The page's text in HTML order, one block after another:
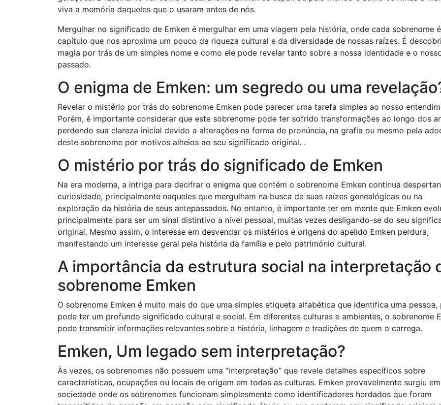
viva a memória daqueles que o usaram antes de nós.
Mergulhar no significado de Emken é mergulhar em uma viagem pela história, onde cada sobrenome
capítulo que nos aproxima um pouco da riqueza cultural e da diversidade de nossas raízes. É
magia por trás de um simples nome e como ele pode revelar tanto sobre a nossa identidade e o
passado.
O enigma de Emken: um segredo ou uma
Revelar o mistério por trás do sobrenome Emken pode parecer uma tarefa simples ao nosso
Porém, é importante considerar que este sobrenome pode ter sofrido transformações ao longo dos
perdendo sua clareza inicial devido a alterações na forma de pronúncia, na grafia ou mesmo pela
deste sobrenome por motivos alheios ao seu significado original. .
O mistério por trás do significado de Emken
Na era moderna, a intriga para decifrar o enigma que contém o sobrenome Emken continua
curiosidade, principalmente naqueles que mergulham na busca de suas raízes genealógicas ou na
exploração da história de seus antepassados. No entanto, é importante ter em mente que Emken
principalmente para ser um sinal distintivo a nível pessoal, muitas vezes desligando-se do seu
original. Mesmo assim, o interesse em desvendar os mistérios e origens do apelido Emken perdura,
manifestando um interesse geral pela história da família e pelo património cultural.
A importância da estrutura social na interpretação
sobrenome Emken
O sobrenome Emken é muito mais do que uma simples etiqueta alfabética que identifica uma pessoa,
pode ter um profundo significado cultural e social. Em diferentes culturas e ambientes, o sobrenome
pode transmitir informações relevantes sobre a história, linhagem e tradições de quem o carrega.
Emken, Um legado sem interpretação?
Às vezes, os sobrenomes não possuem uma “interpretação” que revele detalhes específicos sobre
características, ocupações ou locais de origem em todas as culturas. Emken provavelmente surgiu
sociedade onde os sobrenomes funcionam simplesmente como identificadores herdados que foram